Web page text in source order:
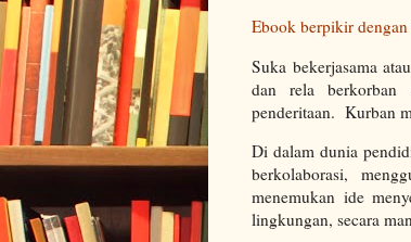
Ebook berpikir
Suka bekerjasama
dan rela berkorban
penderitaan. Kurban
Di dalam dunia
berkolaborasi,
menemukan ide
lingkungan, secara